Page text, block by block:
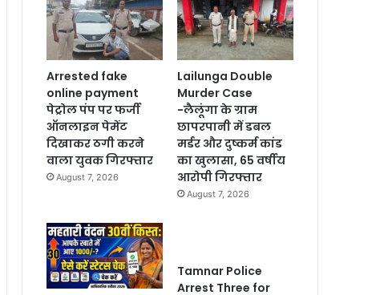
Arrested fake
online payment
पेट्रोल पंप पर फर्जी
ऑनलाइन पेमेंट
दिखाकर ठगी करने
वाला युवक गिरफ्तार
August 7, 2026
Lailunga Double
Murder Case
-लैलूंगा के ग्राम
छापरपानी में डबल
मर्डर और दुष्कर्म कांड
का खुलासा, 65 वर्षीय
आरोपी गिरफ्तार
August 7, 2026
Tamnar Police
Arrest Three for